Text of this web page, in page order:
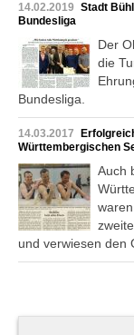
14.02.2019 Stadt
Bundesliga
Der
die
Bundesliga.
14.03.2017
Württembergischen
Auch
und verwiesen den